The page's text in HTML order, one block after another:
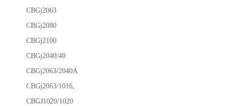
CBGj2063
CBGj2080
CBGj2100
CBGj2040/40
CBGj2063/2040A
CBGj2063/1016,
CBGJ1020/1020